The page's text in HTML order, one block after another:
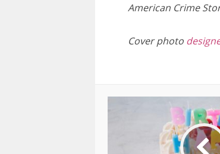
American Crime
Cover photo